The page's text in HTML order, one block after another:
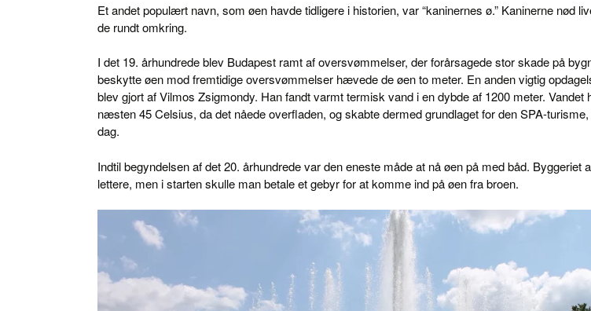
Et andet populært navn, som øen havde tidligere i historien, var “kaninernes ø.” Kaninerne nød
de rundt omkring.
I det 19. århundrede blev Budapest ramt af oversvømmelser, der forårsagede stor skade på
beskytte øen mod fremtidige oversvømmelser hævede de øen to meter. En anden vigtig
blev gjort af Vilmos Zsigmondy. Han fandt varmt termisk vand i en dybde af 1200 meter. Vandet
næsten 45 Celsius, da det nåede overfladen, og skabte dermed grundlaget for den SPA-
dag.
Indtil begyndelsen af det 20. århundrede var den eneste måde at nå øen på med båd. Byggeriet
lettere, men i starten skulle man betale et gebyr for at komme ind på øen fra broen.